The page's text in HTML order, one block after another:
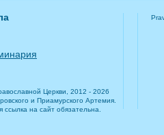
Церкви, 2012 - 2026
и Приамурского Артемия.
на сайт обязательна.